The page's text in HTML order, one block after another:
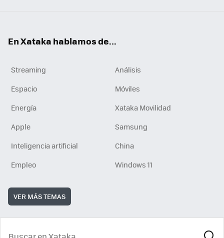
En Xataka hablamos de...
Streaming
Análisis
Espacio
Móviles
Energía
Xataka Movilidad
Apple
Samsung
Inteligencia artificial
China
Empleo
Windows 11
VER MÁS TEMAS